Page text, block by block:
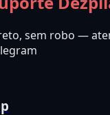
sem robo —